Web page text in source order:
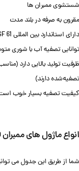
شستشوی ممبران ها
مقرون به صرفه در بلند مدت
دارای استاندارد بین المللی NSF 61
توانایی تصفیه آب با شوری
ظرفیت تولید بالایی دارد
تصفیه‌شده دارند)
کیفیت تصفیه بسیار خوب است
انواع ماژول های ممبران RO ال جی برای آب شور با BW
شما از طریق این جدول می